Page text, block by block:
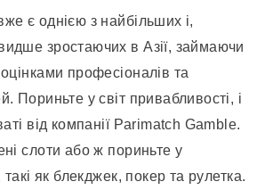
є однією з найбільших і,
зростаючих в Азії, займаючи
професіоналів та
Пориньте у світ привабливості, і
від компанії Parimatch Gamble.
слоти або ж пориньте у
такі як блекджек, покер та рулетка.